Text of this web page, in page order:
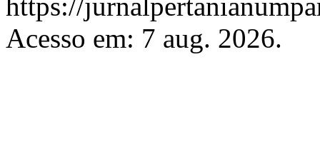
Acesso em: 7 aug. 2026.